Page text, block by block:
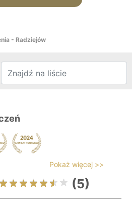
- Radziejów
Pokaż więcej >>
(5)